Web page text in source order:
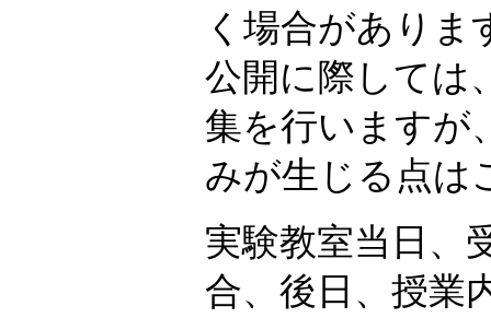
く場合がありま
公開に際しては
集を行いますが
みが生じる点は
実験教室当日、
合、後日、授業